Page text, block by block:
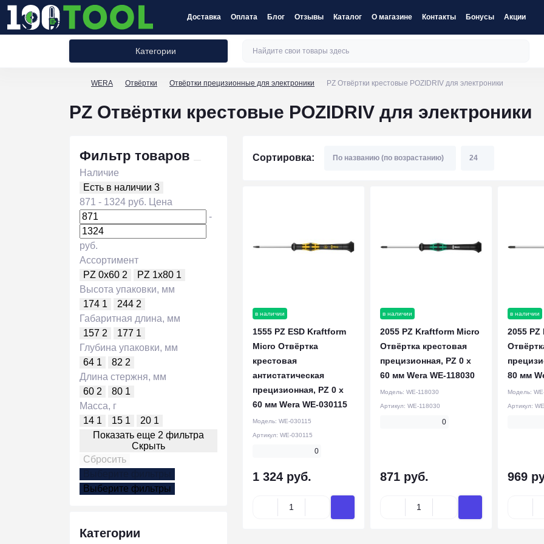
Доставка Оплата Блог Отзывы Каталог О магазине Контакты Бонусы Акции
Категории
WERA Отвёртки Отвёртки прецизионные для электроники PZ Отвёртки крестовые POZIDRIV для электроники
PZ Отвёртки крестовые POZIDRIV для электроники
Фильтр товаров
Наличие
Есть в наличии 3
871 - 1324 руб. Цена
-
руб.
Ассортимент
PZ 0x60 2 PZ 1x80 1
Высота упаковки, мм
174 1 244 2
Габаритная длина, мм
157 2 177 1
Глубина упаковки, мм
64 1 82 2
Длина стержня, мм
60 2 80 1
Масса, г
14 1 15 1 20 1
Показать еще 2 фильтра
Скрыть
Сбросить
Выберите фильтры
Категории
Сортировка:
в наличии
1555 PZ ESD Kraftform
Micro Отвёртка
крестовая
антистатическая
прецизионная, PZ 0 x
60 мм Wera WE-030115
Модель: WE-030115
Артикул: WE-030115
0
1 324 руб.
в наличии
2055 PZ Kraftform Micro
Отвёртка крестовая
прецизионная, PZ 0 x
60 мм Wera WE-118030
Модель: WE-118030
Артикул: WE-118030
0
871 руб.
в наличии
2055
80 мм
Модель:
Артикул:
969